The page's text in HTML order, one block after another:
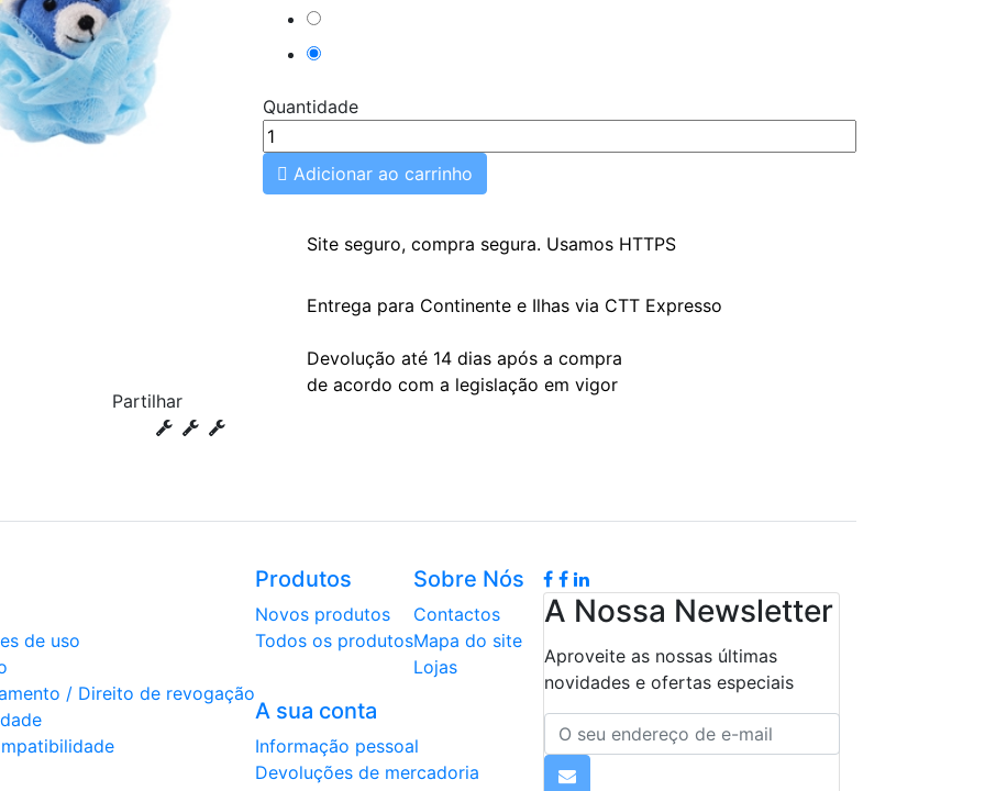
Partilhar
Rosa
Roxo
Quantidade
 Adicionar ao carrinho
Site seguro, compra segura. Usamos HTTPS
Entrega para Continente e Ilhas via CTT Expresso
Devolução até 14 dias após a compra
de acordo com a legislação em vigor
de uso
/ Direito de revogação
Produtos
Novos produtos
Todos os produtos
Sobre Nós
Contactos
Mapa do site
Lojas
A sua conta
Informação pessoal
Devoluções de mercadoria
A Nossa Newsletter
Aproveite as nossas últimas
novidades e ofertas especiais